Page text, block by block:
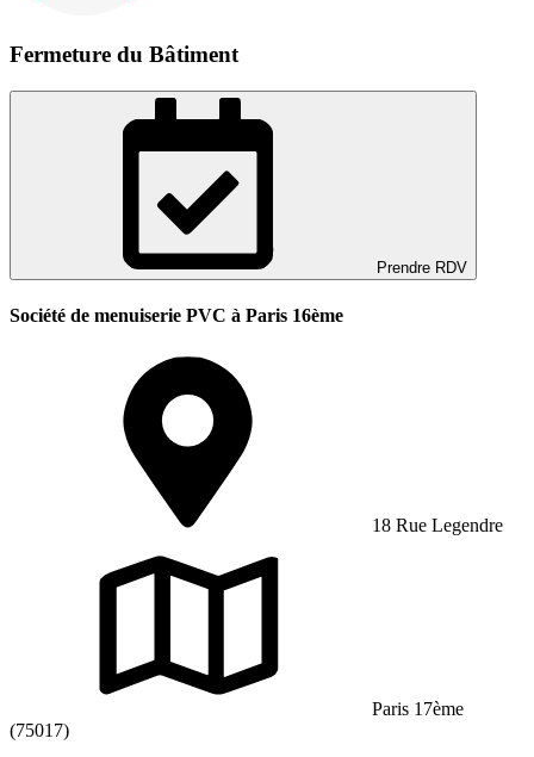
Fermeture du Bâtiment
Prendre RDV
Société de menuiserie PVC à Paris 16ème
18 Rue Legendre
Paris 17ème
(75017)